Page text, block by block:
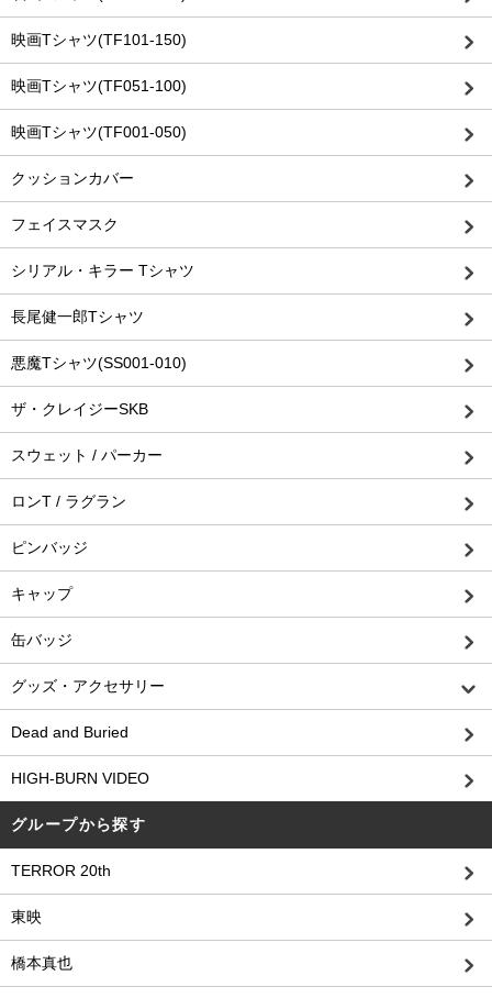
映画Tシャツ(TF101-150)
映画Tシャツ(TF051-100)
映画Tシャツ(TF001-050)
クッションカバー
フェイスマスク
シリアル・キラー Tシャツ
長尾健一郎Tシャツ
悪魔Tシャツ(SS001-010)
ザ・クレイジーSKB
スウェット / パーカー
ロンT / ラグラン
ピンバッジ
キャップ
缶バッジ
グッズ・アクセサリー
Dead and Buried
HIGH-BURN VIDEO
グループから探す
TERROR 20th
東映
橋本真也